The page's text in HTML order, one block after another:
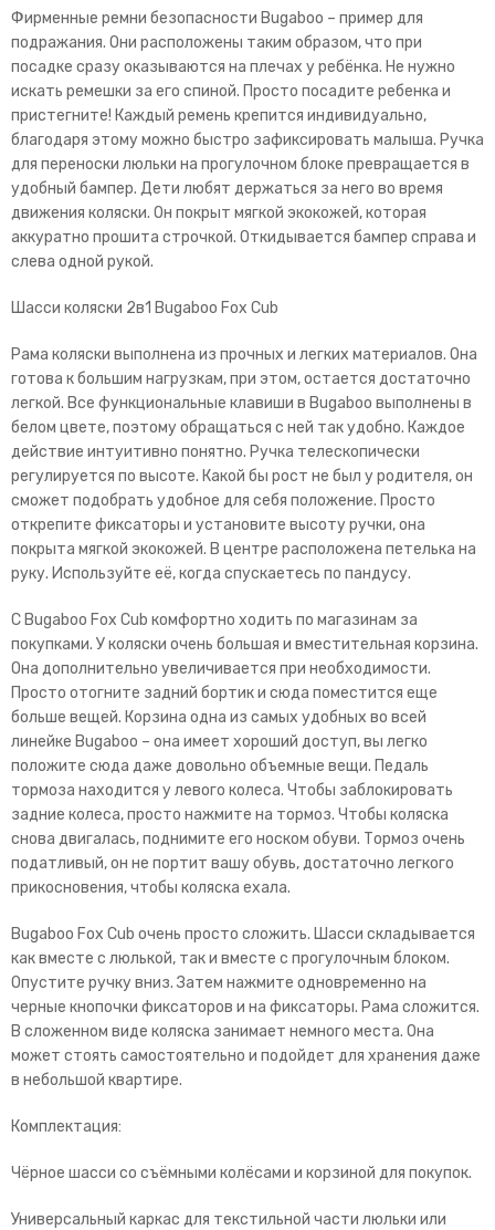
Фирменные ремни безопасности Bugaboo – пример для
подражания. Они расположены таким образом, что при
посадке сразу оказываются на плечах у ребёнка. Не нужно
искать ремешки за его спиной. Просто посадите ребенка и
пристегните! Каждый ремень крепится индивидуально,
благодаря этому можно быстро зафиксировать малыша. Ручка
для переноски люльки на прогулочном блоке превращается в
удобный бампер. Дети любят держаться за него во время
движения коляски. Он покрыт мягкой экокожей, которая
аккуратно прошита строчкой. Откидывается бампер справа и
слева одной рукой.
Шасси коляски 2в1 Bugaboo Fox Cub
Рама коляски выполнена из прочных и легких материалов. Она
готова к большим нагрузкам, при этом, остается достаточно
легкой. Все функциональные клавиши в Bugaboo выполнены в
белом цвете, поэтому обращаться с ней так удобно. Каждое
действие интуитивно понятно. Ручка телескопически
регулируется по высоте. Какой бы рост не был у родителя, он
сможет подобрать удобное для себя положение. Просто
открепите фиксаторы и установите высоту ручки, она
покрыта мягкой экокожей. В центре расположена петелька на
руку. Используйте её, когда спускаетесь по пандусу.
С Bugaboo Fox Cub комфортно ходить по магазинам за
покупками. У коляски очень большая и вместительная корзина.
Она дополнительно увеличивается при необходимости.
Просто отогните задний бортик и сюда поместится еще
больше вещей. Корзина одна из самых удобных во всей
линейке Bugaboo – она имеет хороший доступ, вы легко
положите сюда даже довольно объемные вещи. Педаль
тормоза находится у левого колеса. Чтобы заблокировать
задние колеса, просто нажмите на тормоз. Чтобы коляска
снова двигалась, поднимите его носком обуви. Тормоз очень
податливый, он не портит вашу обувь, достаточно легкого
прикосновения, чтобы коляска ехала.
Bugaboo Fox Cub очень просто сложить. Шасси складывается
как вместе с люлькой, так и вместе с прогулочным блоком.
Опустите ручку вниз. Затем нажмите одновременно на
черные кнопочки фиксаторов и на фиксаторы. Рама сложится.
В сложенном виде коляска занимает немного места. Она
может стоять самостоятельно и подойдет для хранения даже
в небольшой квартире.
Комплектация:
Чёрное шасси со съёмными колёсами и корзиной для покупок.
Универсальный каркас для текстильной части люльки или